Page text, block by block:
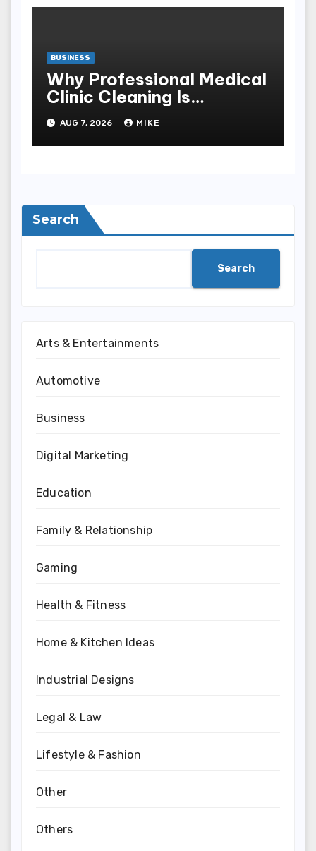
BUSINESS
Why Professional Medical
Clinic Cleaning Is
Essential for Patient
Safety
AUG 7, 2026 MIKE
Search
Search
Arts & Entertainments
Automotive
Business
Digital Marketing
Education
Family & Relationship
Gaming
Health & Fitness
Home & Kitchen Ideas
Industrial Designs
Legal & Law
Lifestyle & Fashion
Other
Others